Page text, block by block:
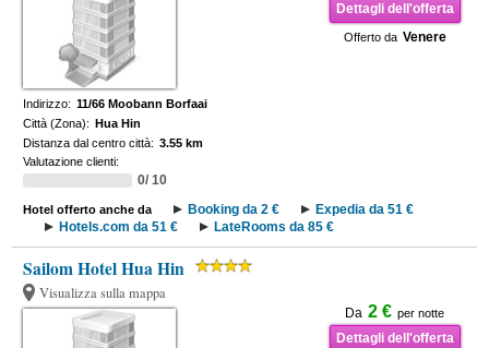
Dettagli dell'offerta
Offerto da Venere
Indirizzo: 11/66 Moobann Borfaai
Città (Zona): Hua Hin
Distanza dal centro città: 3.55 km
Valutazione clienti:
0/ 10
Hotel offerto anche da Booking da 2 €
Expedia da 51 €
Hotels.com da 51 €
LateRooms da 85 €
Sailom Hotel Hua Hin
Visualizza sulla mappa
Da 2 € per notte
Dettagli dell'offerta